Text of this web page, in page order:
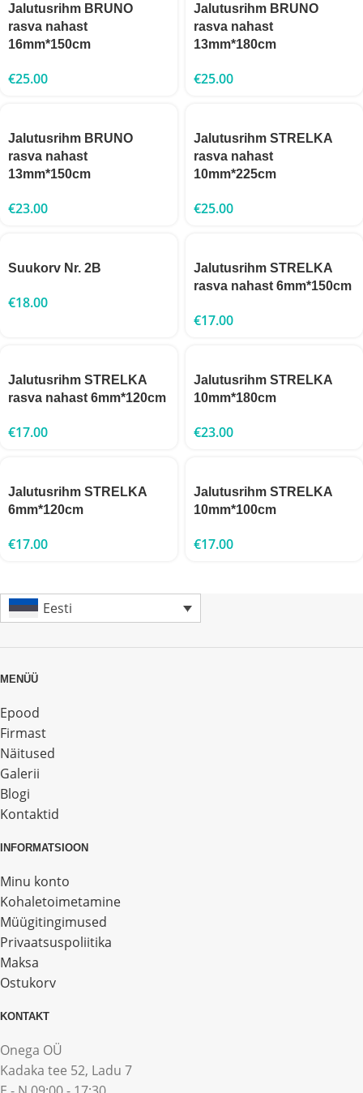
Jalutusrihm BRUNO
rasva nahast
16mm*150cm
€25.00
Jalutusrihm BRUNO
rasva nahast
13mm*180cm
€25.00
Jalutusrihm BRUNO
rasva nahast
13mm*150cm
€23.00
Jalutusrihm STRELKA
rasva nahast
10mm*225cm
€25.00
Suukorv Nr. 2B
€18.00
Jalutusrihm STRELKA
rasva nahast 6mm*150cm
€17.00
Jalutusrihm STRELKA
rasva nahast 6mm*120cm
€17.00
Jalutusrihm STRELKA
10mm*180cm
€23.00
Jalutusrihm STRELKA
6mm*120cm
€17.00
Jalutusrihm STRELKA
10mm*100cm
€17.00
Eesti
MENÜÜ
Epood
Firmast
Näitused
Galerii
Blogi
Kontaktid
INFORMATSIOON
Minu konto
Kohaletoimetamine
Müügitingimused
Privaatsuspoliitika
Maksa
Ostukorv
KONTAKT
Onega OÜ
Kadaka tee 52, Ladu 7